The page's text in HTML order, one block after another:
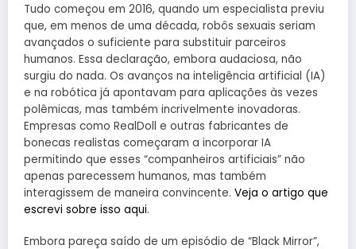
Tudo começou em 2016, quando um especialista previu
que, em menos de uma década, robôs sexuais seriam
avançados o suficiente para substituir parceiros
humanos. Essa declaração, embora audaciosa, não
surgiu do nada. Os avanços na inteligência artificial (IA)
e na robótica já apontavam para aplicações às vezes
polêmicas, mas também incrivelmente inovadoras.
Empresas como RealDoll e outras fabricantes de
bonecas realistas começaram a incorporar IA
permitindo que esses “companheiros artificiais” não
apenas parecessem humanos, mas também
interagissem de maneira convincente. Veja o artigo que
escrevi sobre isso aqui.
Embora pareça saído de um episódio de “Black Mirror”,